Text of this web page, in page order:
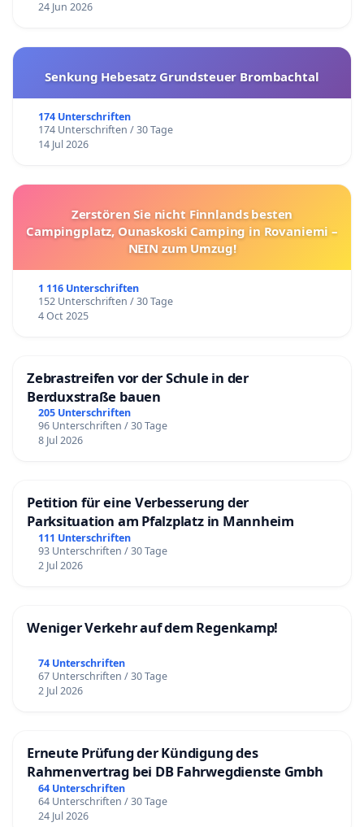
24 Jun 2026
Senkung Hebesatz Grundsteuer Brombachtal
174 Unterschriften
174 Unterschriften / 30 Tage
14 Jul 2026
Zerstören Sie nicht Finnlands besten
Campingplatz, Ounaskoski Camping in Rovaniemi –
NEIN zum Umzug!
1 116 Unterschriften
152 Unterschriften / 30 Tage
4 Oct 2025
Zebrastreifen vor der Schule in der
Berduxstraße bauen
205 Unterschriften
96 Unterschriften / 30 Tage
8 Jul 2026
Petition für eine Verbesserung der
Parksituation am Pfalzplatz in Mannheim
111 Unterschriften
93 Unterschriften / 30 Tage
2 Jul 2026
Weniger Verkehr auf dem Regenkamp!
74 Unterschriften
67 Unterschriften / 30 Tage
2 Jul 2026
Erneute Prüfung der Kündigung des
Rahmenvertrag bei DB Fahrwegdienste Gmbh
64 Unterschriften
64 Unterschriften / 30 Tage
24 Jul 2026